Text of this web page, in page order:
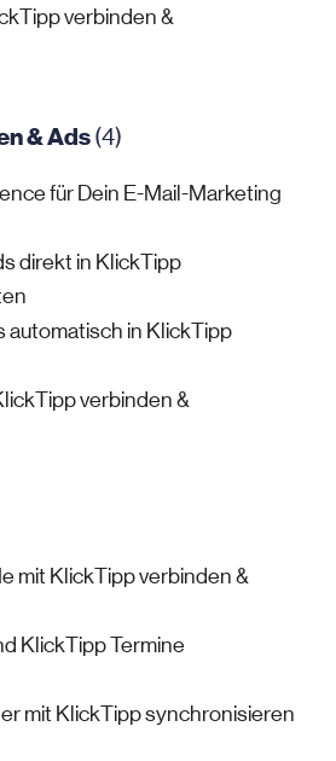
verbinden &
& Ads(4)
für Dein E-Mail-Marketing
direkt in KlickTipp
automatisch in KlickTipp
verbinden &
mit KlickTipp verbinden &
KlickTipp Termine
mit KlickTipp synchronisieren